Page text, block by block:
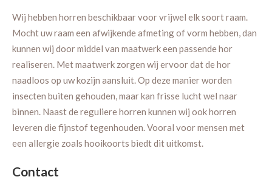
Wij hebben horren beschikbaar voor vrijwel elk soort raam.
Mocht uw raam een afwijkende afmeting of vorm hebben, dan
kunnen wij door middel van maatwerk een passende hor
realiseren. Met maatwerk zorgen wij ervoor dat de hor
naadloos op uw kozijn aansluit. Op deze manier worden
insecten buiten gehouden, maar kan frisse lucht wel naar
binnen. Naast de reguliere horren kunnen wij ook horren
leveren die fijnstof tegenhouden. Vooral voor mensen met
een allergie zoals hooikoorts biedt dit uitkomst.
Contact